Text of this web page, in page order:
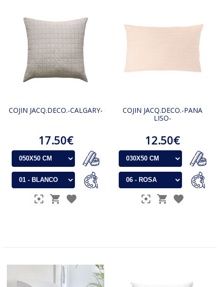
COJIN JACQ.DECO.-CALGARY-
17.50€
COJIN JACQ.DECO.-PANA
LISO-
12.50€